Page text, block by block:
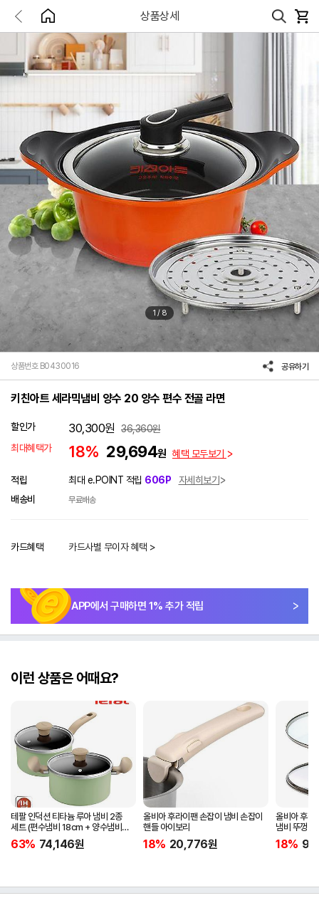
상품상세
1 / 8
상품번호 B0430016 공유하기
키친아트 세라믹냄비 양수 20 양수 편수 전골 라면
할인가 30,300원 36,360원
최대혜택가
18% 29,694원 혜택 모두보기
적립 최대 e.POINT 적립 606P
자세히보기
배송비
무료배송
카드혜택 카드사별 무이자 혜택 >
APP에서 구매하면 1% 추가 적립
이런 상품은 어때요?
테팔 인덕션 티타늄 루아 냄비 2종
세트 (편수냄비 18cm + 양수냄비
20cm)
63% 74,146원
올비아 후라이팬 손잡이 냄비 손잡이
핸들 아이보리
18% 20,776원
올비아 후라
냄비 뚜껑
18%